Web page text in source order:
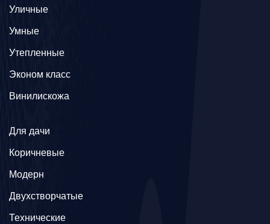
Уличные
Умные
Утепленные
Эконом класс
Винилискожа
Для дачи
Коричневые
Модерн
Двухстворчатые
Технические